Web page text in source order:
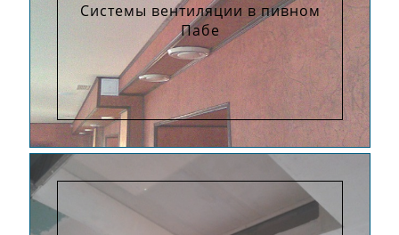
Системы вентиляции в пивном
Пабе